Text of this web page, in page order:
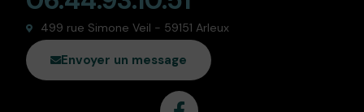
499 rue Simone Veil - 59151 Arleux
Envoyer un message